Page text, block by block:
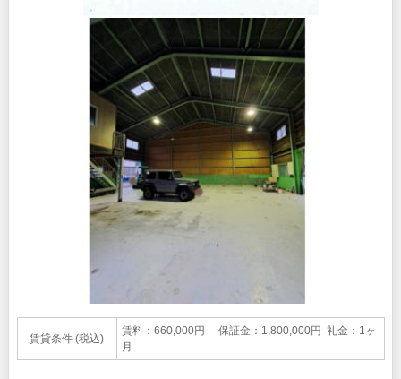
賃貸条件 (税込)
賃料：660,000円 保証金：1,800,000円 礼金：1ヶ
月